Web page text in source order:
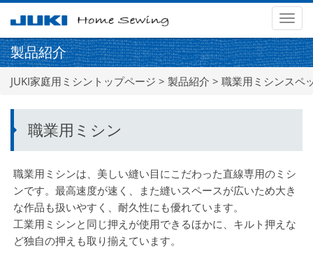
メ
ニ
ュ
ー
製品紹介
JUKI家庭用ミシントップページ > 製品紹介 > 職業用ミシンスペ
職業用ミシン
職業用ミシンは、美しい縫い目にこだわった直線専用のミシ
ンです。最高速度が速く、また縫いスペースが広いため大き
な作品も扱いやすく、耐久性にも優れています。
工業用ミシンと同じ押えが使用できるほかに、キルト押えな
ど独自の押えも取り揃えています。